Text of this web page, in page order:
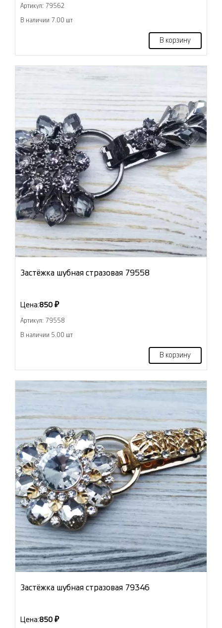
Артикул: 79562
В наличии 7.00 шт
В корзину
Застёжка шубная стразовая 79558
Цена:850 ₽
Артикул: 79558
В наличии 5.00 шт
В корзину
Застёжка шубная стразовая 79346
Цена:850 ₽